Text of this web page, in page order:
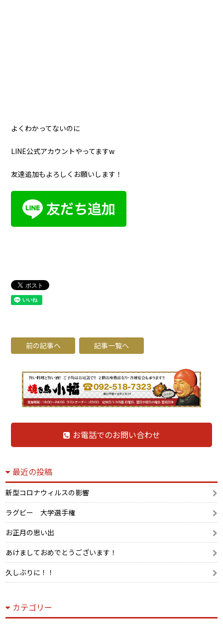
よくわかってないのに
LINE公式アカウントやってますw
友達追加もよろしくお願いします！
前の記事へ 記事一覧へ
お電話でのお問い合わせ
最近の投稿
新型コロナウィルスの影響
ラグビー 大学選手権
お正月の思い出
あけましておめでとうございます！
久しぶりに！！
カテゴリー